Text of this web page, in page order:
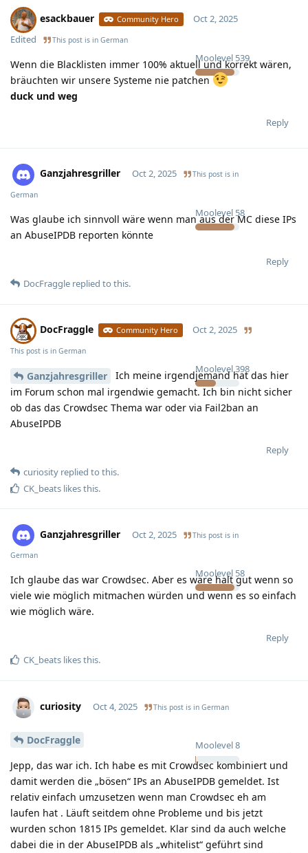
esackbauer Community Hero
Moolevel 539
Oct 2, 2025
Edited
This post is in German
Wenn die Blacklisten immer 100% aktuell und korrekt wären,
bräuchten wir unsere Systeme nie patchen
duck und weg
Reply
Ganzjahresgriller
Moolevel 58
Oct 2, 2025 This post is in
German
Was glaube ich sinnvoll wäre wenn man aus der MC diese IPs
an AbuseIPDB reporten könnte
Reply
DocFraggle replied to this.
DocFraggle Community Hero
Moolevel398
Oct 2, 2025
This post is in German
Ganzjahresgriller
Ich meine irgendjemand hat das hier
im Forum schon mal irgendwie gemacht. Ich bin nicht sicher
ob das das Crowdsec Thema war oder via Fail2ban an
AbuseIPDB
Reply
curiosity replied to this.
CK_beats likes this.
Ganzjahresgriller
Moolevel 58
Oct 2, 2025 This post is in
German
Ich glaube das war Crowdsec. Aber es wäre halt gut wenn so
viele wie möglich mitmachen würden und wenn es so einfach
wie möglich wäre.
Reply
CK_beats likes this.
curiosity
Moolevel8
Oct 4, 2025 This post is in German
DocFraggle
Jepp, das war ich. Ich habe es mit Crowdsec kombiniert und
damit werden die „bösen“ IPs an AbuseIPDB gemeldet. Ist
relativ einfach umzusetzen wenn man Crowdsec eh am
laufen hat . Läuft seitdem ohne Probleme und bis jetzt
wurden schon 1815 IPs gemeldet. Klar sind da auch welche
dabei die in der AbuseIPDB als „whitelist“ geführt sind